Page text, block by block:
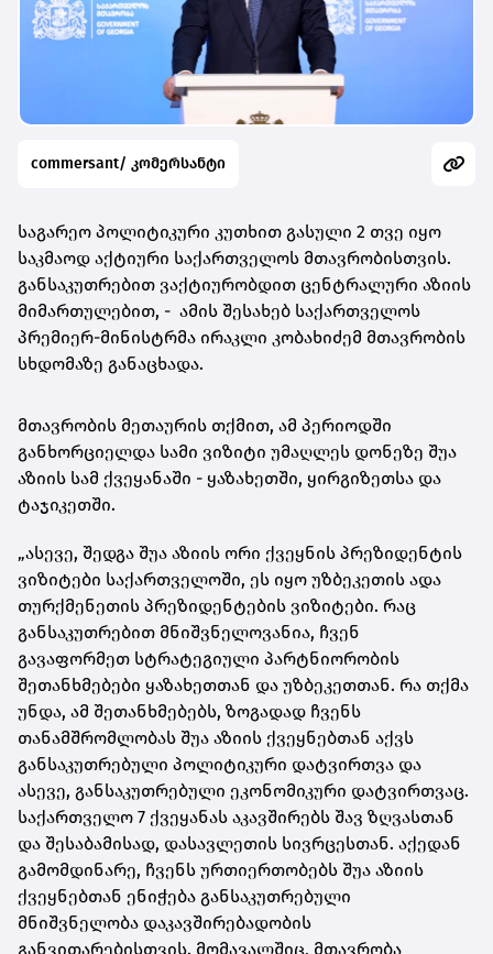
commersant/ კომერსანტი
საგარეო პოლიტიკური კუთხით გასული 2 თვე იყო
საკმაოდ აქტიური საქართველოს მთავრობისთვის.
განსაკუთრებით ვაქტიურობდით ცენტრალური აზიის
მიმართულებით, - ამის შესახებ საქართველოს
პრემიერ-მინისტრმა ირაკლი კობახიძემ მთავრობის
სხდომაზე განაცხადა.
მთავრობის მეთაურის თქმით, ამ პერიოდში
განხორციელდა სამი ვიზიტი უმაღლეს დონეზე შუა
აზიის სამ ქვეყანაში - ყაზახეთში, ყირგიზეთსა და
ტაჯიკეთში.
„ასევე, შედგა შუა აზიის ორი ქვეყნის პრეზიდენტის
ვიზიტები საქართველოში, ეს იყო უზბეკეთის ადა
თურქმენეთის პრეზიდენტების ვიზიტები. რაც
განსაკუთრებით მნიშვნელოვანია, ჩვენ
გავაფორმეთ სტრატეგიული პარტნიორობის
შეთანხმებები ყაზახეთთან და უზბეკეთთან. რა თქმა
უნდა, ამ შეთანხმებებს, ზოგადად ჩვენს
თანამშრომლობას შუა აზიის ქვეყნებთან აქვს
განსაკუთრებული პოლიტიკური დატვირთვა და
ასევე, განსაკუთრებული ეკონომიკური დატვირთვაც.
საქართველო 7 ქვეყანას აკავშირებს შავ ზღვასთან
და შესაბამისად, დასავლეთის სივრცესთან. აქედან
გამომდინარე, ჩვენს ურთიერთობებს შუა აზიის
ქვეყნებთან ენიჭება განსაკუთრებული
მნიშვნელობა დაკავშირებადობის
განვითარებისთვის. მომავალშიც, მთავრობა